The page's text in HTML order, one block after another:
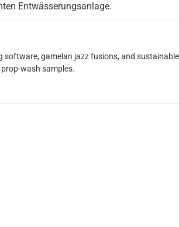
Entwässerungsanlage.
gamelan jazz fusions, and
wash samples.